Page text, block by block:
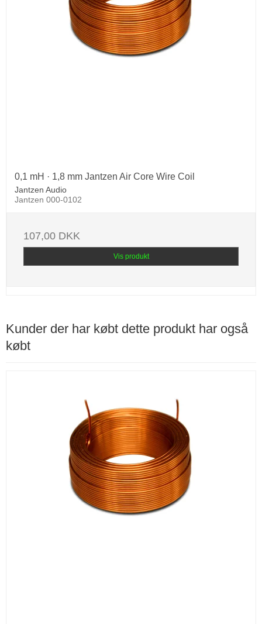
0,1 mH · 1,8 mm Jantzen Air Core Wire Coil
Jantzen Audio
Jantzen 000-0102
107,00 DKK
Vis produkt
Kunder der har købt dette produkt har også
købt